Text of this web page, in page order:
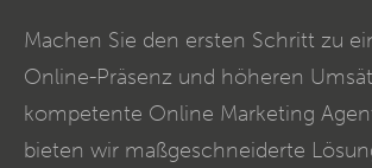
Machen Sie den ersten Schritt zu
Online-Präsenz und höheren
kompetente Online Marketing
bieten wir maßgeschneiderte